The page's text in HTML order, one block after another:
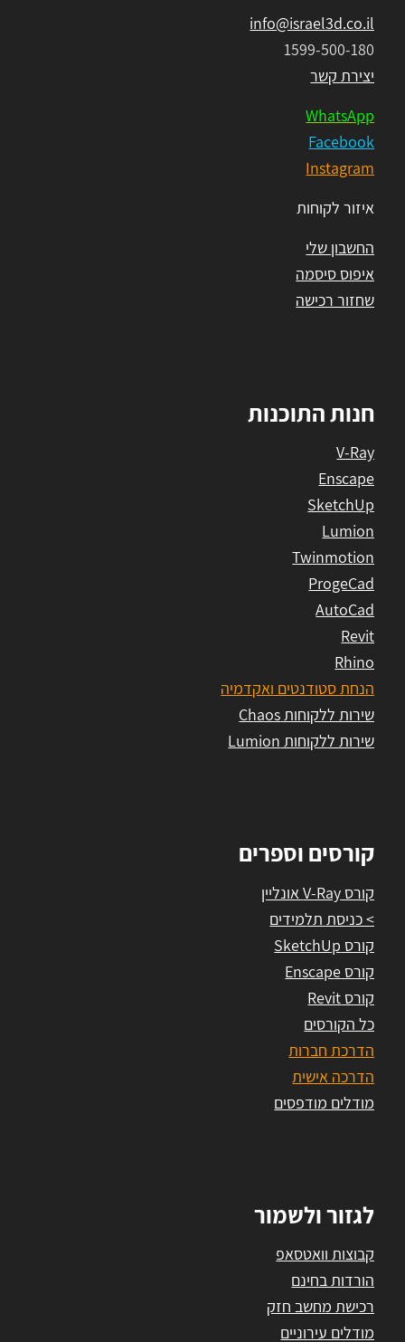
info@israel3d.co.il
1599-500-180
יצירת קשר
WhatsApp
Facebook
Instagram
איזור לקוחות
החשבון שלי
איפוס סיסמה
שחזור רכישה
חנות התוכנות
V-Ray
Enscape
SketchUp
Lumion
Twinmotion
ProgeCad
AutoCad
Revit
Rhino
הנחת סטודנטים ואקדמיה
שירות ללקוחות Chaos
שירות ללקוחות Lumion
קורסים וספרים
קורס V-Ray אונליין
> כניסת תלמידים
קורס SketchUp
קורס Enscape
קורס Revit
כל הקורסים
הדרכת חברות
הדרכה אישית
מודלים מודפסים
לגזור ולשמור
קבוצות וואטסאפ
הורדות בחינם
רכישת מחשב חזק
מודלים עירוניים